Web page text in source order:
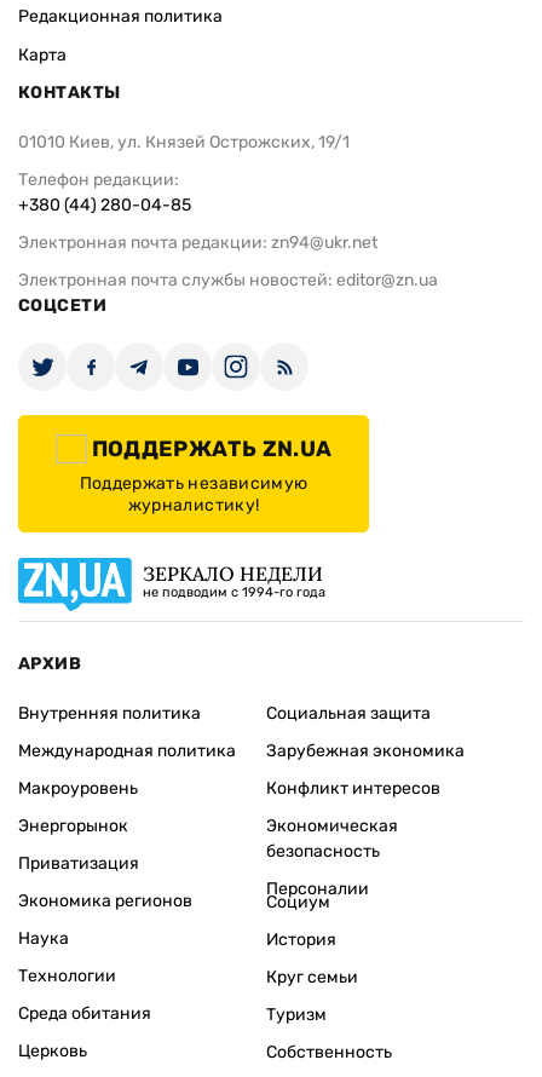
Редакционная политика
Карта
КОНТАКТЫ
01010 Киев, ул. Князей Острожских, 19/1
Телефон редакции:
+380 (44) 280-04-85
Электронная почта редакции: zn94@ukr.net
Электронная почта службы новостей: editor@zn.ua
СОЦСЕТИ
ПОДДЕРЖАТЬ ZN.UA
Поддержать независимую
журналистику!
ЗЕРКАЛО НЕДЕЛИ
не подводим с 1994-го года
АРХИВ
Внутренняя политика
Международная политика
Макроуровень
Энергорынок
Приватизация
Экономика регионов
Социальная защита
Зарубежная экономика
Конфликт интересов
Экономическая
безопасность
Персоналии
Наука
Технологии
Среда обитания
Церковь
Социум
История
Круг семьи
Туризм
Собственность